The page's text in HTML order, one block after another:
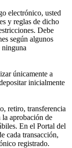
electrónico, usted
y reglas de dicho
Debe
según algunos
ninguna
únicamente a
inicialmente
retiro, transferencia
la aprobación de
En el Portal del
cada transacción,
registrado.